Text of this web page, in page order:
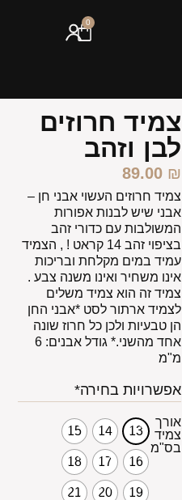
0
צמיד חרוזים
לבן וזהב
89.00 ₪
צמיד חרוזים העשוי אבני חן –
אבני שיש לבנות אפורות
המשולבות עם כדורי זהב
בציפוי זהב 14 קראט ! , הצמיד
עמיד במים מקלחת ובריכות
אינו משחיר ואינו משנה צבע .
צמיד זה הוא צמיד משלים
לצמיד ארתור לסט *אבני החן
הן טבעיות ולכן כל חרוז שונה
אחד מהשני.* גודל אבנים: 6
מ"מ
אפשרויות בחירה*
אורך
צמיד
בס"מ
13
14
15
16
17
18
19
20
21